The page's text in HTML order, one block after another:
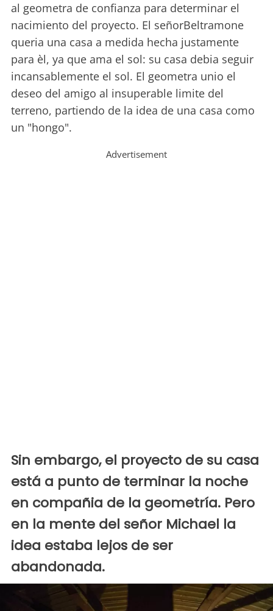
al geometra de confianza para determinar el
nacimiento del proyecto. El señorBeltramone
queria una casa a medida hecha justamente
para èl, ya que ama el sol: su casa debia seguir
incansablemente el sol. El geometra unio el
deseo del amigo al insuperable limite del
terreno, partiendo de la idea de una casa como
un "hongo".
Advertisement
Sin embargo, el proyecto de su casa
está a punto de terminar la noche
en compañia de la geometría. Pero
en la mente del señor Michael la
idea estaba lejos de ser
abandonada.